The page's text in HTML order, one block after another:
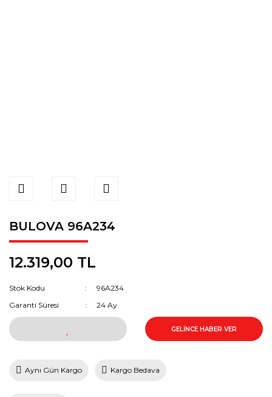
BULOVA 96A234
12.319,00 TL
Stok Kodu
96A234
Garanti Süresi
24 Ay
GELİNCE HABER VER
Aynı Gün Kargo Kargo Bedava